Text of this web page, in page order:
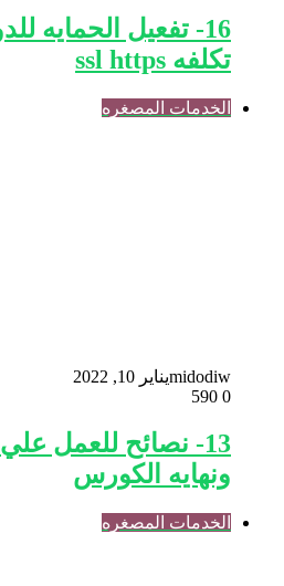
16- تفعيل الحمايه
تكلفه ssl https
الخدمات المصغره
midodiwيناير 10, 2022
0
13- نصائح للعمل
ونهايه الكورس
الخدمات المصغره